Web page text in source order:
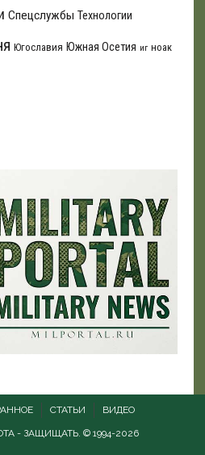
Спецслужбы Технологии
Югославия Южная Осетия иг ноак
СТАТЬИ ВИДЕО
- ЗАЩИЩАТЬ. © 1994-2026